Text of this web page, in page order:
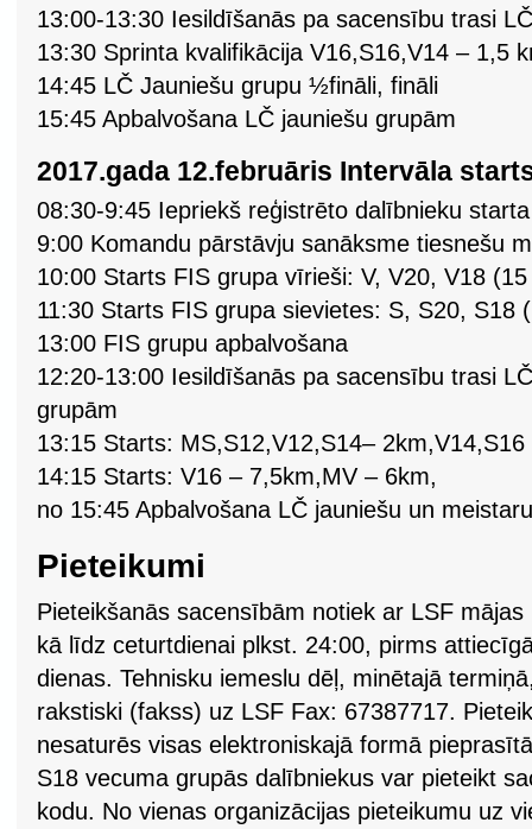
13:00-13:30 Iesildīšanās pa sacensību trasi
13:30 Sprinta kvalifikācija V16,S16,V14 – 1,5
14:45 LČ Jauniešu grupu ½fināli, fināli
15:45 Apbalvošana LČ jauniešu grupām
2017.gada 12.februāris Intervāla
08:30-9:45 Iepriekš reģistrēto dalībnieku
9:00 Komandu pārstāvju sanāksme tiesnešu
10:00 Starts FIS grupa vīrieši: V, V20, V18
11:30 Starts FIS grupa sievietes: S, S20, S18
13:00 FIS grupu apbalvošana
12:20-13:00 Iesildīšanās pa sacensību trasi
grupām
13:15 Starts: MS,S12,V12,S14–
14:15 Starts: V16 – 7,5km,MV – 6km,
no 15:45 Apbalvošana LČ jauniešu un
Pieteikumi
Pieteikšanās sacensībām notiek ar LSF
kā līdz ceturtdienai plkst. 24:00, pirms
dienas. Tehnisku iemeslu dēļ, minētajā
rakstiski (fakss) uz LSF Fax: 67387717.
nesaturēs visas elektroniskajā formā
S18 vecuma grupās dalībniekus var pieteikt
kodu. No vienas organizācijas pieteikumu uz